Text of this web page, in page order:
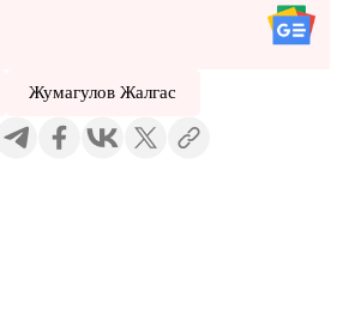
Жумагулов Жалгас